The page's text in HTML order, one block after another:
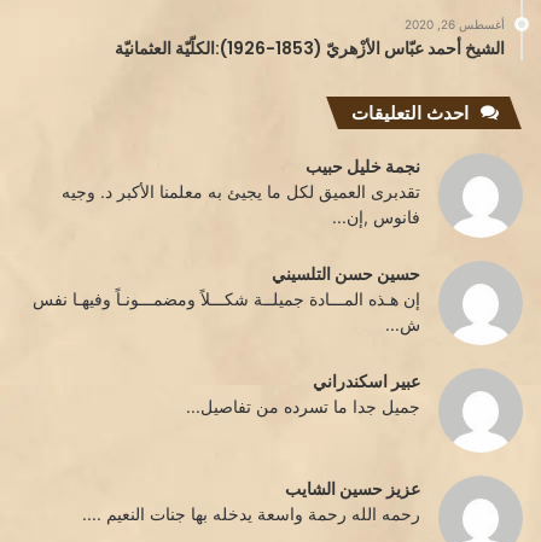
أغسطس 26, 2020
الشيخ أحمد عبّاس الأزْهريّ (1853-1926):الكلّيّة العثمانيّة
احدث التعليقات
نجمة خليل حبيب
تقدبرى العميق لكل ما يجيئ به معلمنا الأكبر د. وجيه
فانوس ,إن...
حسين حسن التلسيني
إن هـذه المـــادة جميلــة شكـــلاً ومضمـــونـاً وفيهـا نفس
ش...
عبير اسكندراني
جميل جدا ما تسرده من تفاصيل...
عزيز حسين الشايب
رحمه الله رحمة واسعة يدخله بها جنات النعيم ....